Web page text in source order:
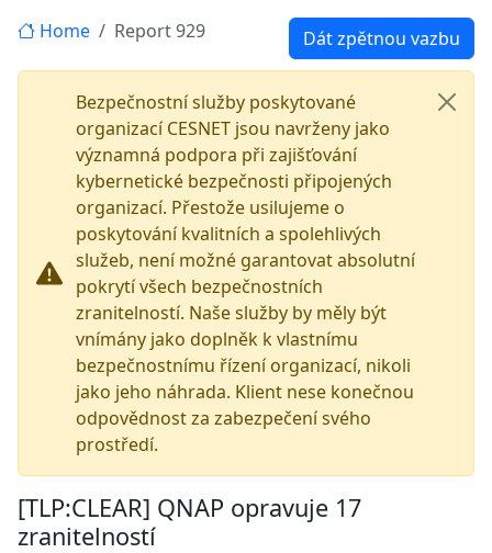
Home Report 929 Dát zpětnou vazbu
Bezpečnostní služby poskytované
organizací CESNET jsou navrženy jako
významná podpora při zajišťování
kybernetické bezpečnosti připojených
organizací. Přestože usilujeme o
poskytování kvalitních a spolehlivých
služeb, není možné garantovat absolutní
pokrytí všech bezpečnostních
zranitelností. Naše služby by měly být
vnímány jako doplněk k vlastnímu
bezpečnostnímu řízení organizací, nikoli
jako jeho náhrada. Klient nese konečnou
odpovědnost za zabezpečení svého
prostředí.
[TLP:CLEAR] QNAP opravuje 17
zranitelností